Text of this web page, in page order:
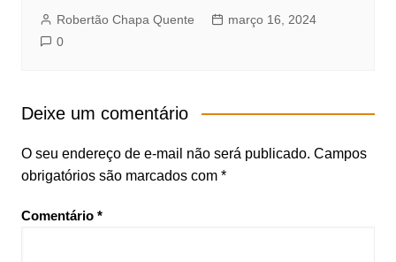
Robertão Chapa Quente
março 16, 2024
0
Deixe um comentário
O seu endereço de e-mail não será publicado. Campos
obrigatórios são marcados com *
Comentário *